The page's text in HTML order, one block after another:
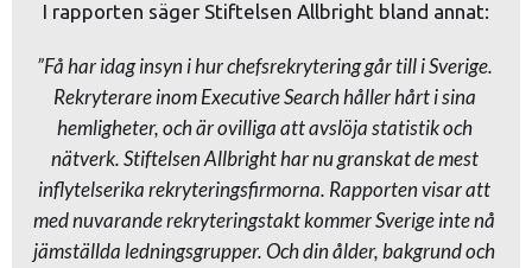
I rapporten säger Stiftelsen Allbright bland annat:
”Få har idag insyn i hur chefsrekrytering går till i Sverige.
Rekryterare inom Executive Search håller hårt i sina
hemligheter, och är ovilliga att avslöja statistik och
nätverk. Stiftelsen Allbright har nu granskat de mest
inflytelserika rekryteringsfirmorna. Rapporten visar att
med nuvarande rekryteringstakt kommer Sverige inte nå
jämställda ledningsgrupper. Och din ålder, bakgrund och